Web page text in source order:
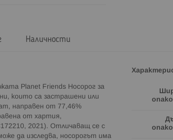
Planet Friends Носорог за
които са застрашени или
направен от 77,46%
от хартия,
2021). Отличаващ се с
да изследва, носорогът има
Наличности